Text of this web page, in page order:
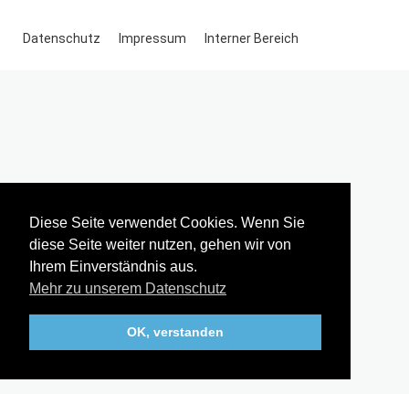
Diese Seite verwendet Cookies. Wenn Sie
diese Seite weiter nutzen, gehen wir von
Ihrem Einverständnis aus.
Mehr zu unserem Datenschutz
OK, verstanden
Datenschutz Impressum Interner Bereich